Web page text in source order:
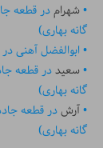
شهرامدر
گانه بهاری)
ابوالفضل آهنیدر
سعیددر
گانه بهاری)
آرشدر
گانه بهاری)